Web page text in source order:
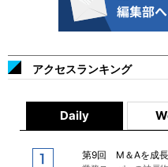
アクセスランキング
Daily
第9回 M＆Aを成長